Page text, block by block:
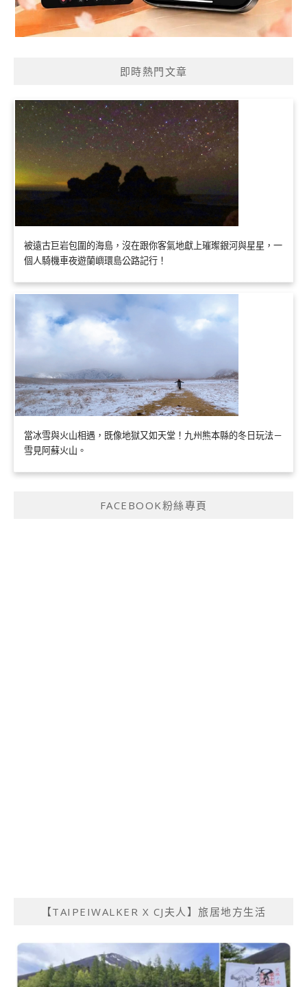
即時熱門文章
被遠古巨岩包圍的海島，沒在跟你客氣地獻上璀璨銀河與星星，一
個人騎機車夜遊蘭嶼環島公路記行！
當冰雪與火山相遇，既像地獄又如天堂！九州熊本縣的冬日玩法－
雪見阿蘇火山。
FACEBOOK粉絲專頁
【TAIPEIWALKER X CJ夫人】旅居地方生活